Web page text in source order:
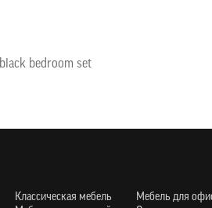
black bedroom set
Классическая мебель
Мебель для